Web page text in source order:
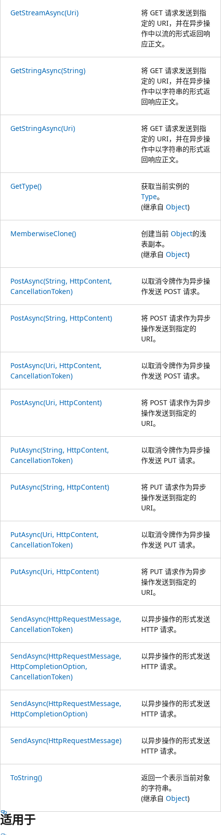
GetStreamAsync(Uri)
将 GET 请求发送到指
定的 URI，并在异步操
作中以流的形式返回响
应正文。
GetStringAsync(String)
将 GET 请求发送到指
定的 URI，并在异步操
作中以字符串的形式返
回响应正文。
GetStringAsync(Uri)
将 GET 请求发送到指
定的 URI，并在异步操
作中以字符串的形式返
回响应正文。
GetType()
获取当前实例的
Type。
(继承自 Object)
MemberwiseClone() 创建当前 Object的浅
表副本。
(继承自 Object)
PostAsync(String, HttpContent,
CancellationToken)
以取消令牌作为异步操
作发送 POST 请求。
PostAsync(String, HttpContent)
将 POST 请求作为异步
操作发送到指定的
URI。
PostAsync(Uri, HttpContent,
CancellationToken)
以取消令牌作为异步操
作发送 POST 请求。
PostAsync(Uri, HttpContent)
将 POST 请求作为异步
操作发送到指定的
URI。
PutAsync(String, HttpContent,
CancellationToken)
以取消令牌作为异步操
作发送 PUT 请求。
PutAsync(String, HttpContent)
将 PUT 请求作为异步
操作发送到指定的
URI。
PutAsync(Uri, HttpContent,
CancellationToken)
以取消令牌作为异步操
作发送 PUT 请求。
PutAsync(Uri, HttpContent)
将 PUT 请求作为异步
操作发送到指定的
URI。
SendAsync(HttpRequestMessage,
CancellationToken)
以异步操作的形式发送
HTTP 请求。
SendAsync(HttpRequestMessage,
HttpCompletionOption,
CancellationToken)
以异步操作的形式发送
HTTP 请求。
SendAsync(HttpRequestMessage,
HttpCompletionOption)
以异步操作的形式发送
HTTP 请求。
SendAsync(HttpRequestMessage)
以异步操作的形式发送
HTTP 请求。
ToString()
返回一个表示当前对象
的字符串。
(继承自 Object)
适用于